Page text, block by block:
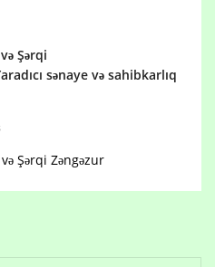
Şərqi
sənaye və sahibkarlıq
Şərqi Zəngəzur